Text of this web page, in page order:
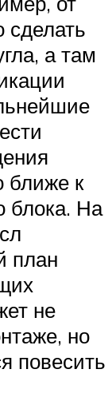
сделать
а там
ближе к
блока. На
план
не
но
повесить